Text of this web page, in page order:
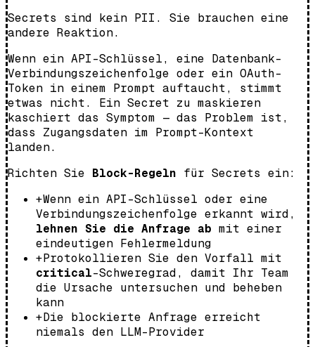
Secrets sind kein PII. Sie brauchen eine
andere Reaktion.
Wenn ein API-Schlüssel, eine Datenbank-
Verbindungszeichenfolge oder ein OAuth-
Token in einem Prompt auftaucht, stimmt
etwas nicht. Ein Secret zu maskieren
kaschiert das Symptom — das Problem ist,
dass Zugangsdaten im Prompt-Kontext
landen.
Richten Sie Block-Regeln für Secrets ein:
+Wenn ein API-Schlüssel oder eine
Verbindungszeichenfolge erkannt wird,
lehnen Sie die Anfrage ab mit einer
eindeutigen Fehlermeldung
+Protokollieren Sie den Vorfall mit
critical-Schweregrad, damit Ihr Team
die Ursache untersuchen und beheben
kann
+Die blockierte Anfrage erreicht
niemals den LLM-Provider